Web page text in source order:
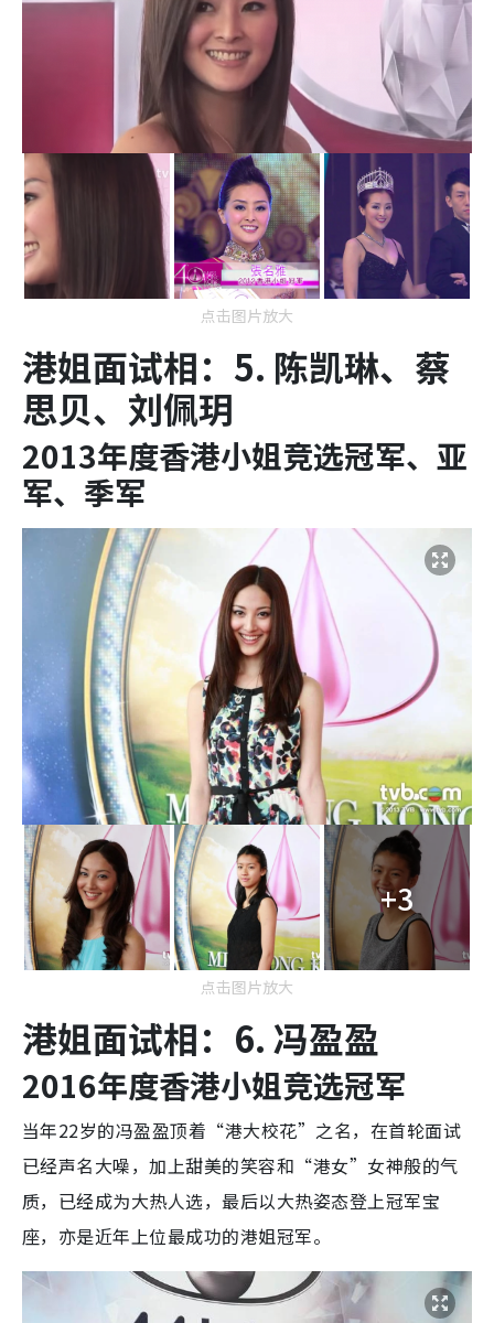
点击图片放大
港姐面试相：5. 陈凯琳、蔡
思贝、刘佩玥
2013年度香港小姐竞选冠军、亚
军、季军
+3
点击图片放大
港姐面试相：6. 冯盈盈
2016年度香港小姐竞选冠军
当年22岁的冯盈盈顶着“港大校花”之名，在首轮面试
已经声名大噪，加上甜美的笑容和“港女”女神般的气
质，已经成为大热人选，最后以大热姿态登上冠军宝
座，亦是近年上位最成功的港姐冠军。